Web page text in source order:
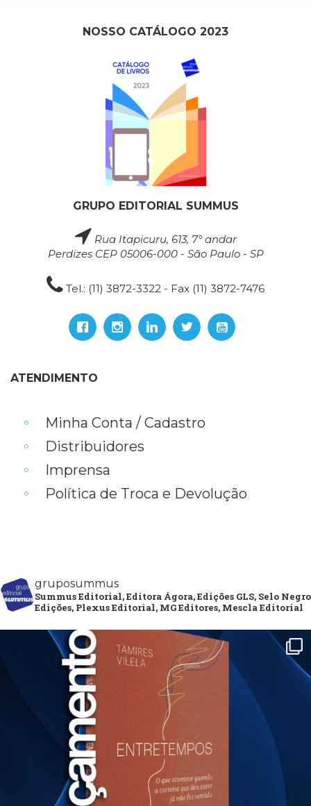
NOSSO CATÁLOGO 2023
GRUPO EDITORIAL SUMMUS
Rua Itapicuru, 613, 7° andar
Perdizes CEP 05006-000 - São Paulo - SP
Tel.: (11) 3872-3322 - Fax (11) 3872-7476
ATENDIMENTO
Minha Conta / Cadastro
Distribuidores
Imprensa
Política de Troca e Devolução
gruposummus
Summus Editorial, Editora Ágora, Edições GLS, Selo Negro
Edições, Plexus Editorial, MG Editores, Mescla Editorial